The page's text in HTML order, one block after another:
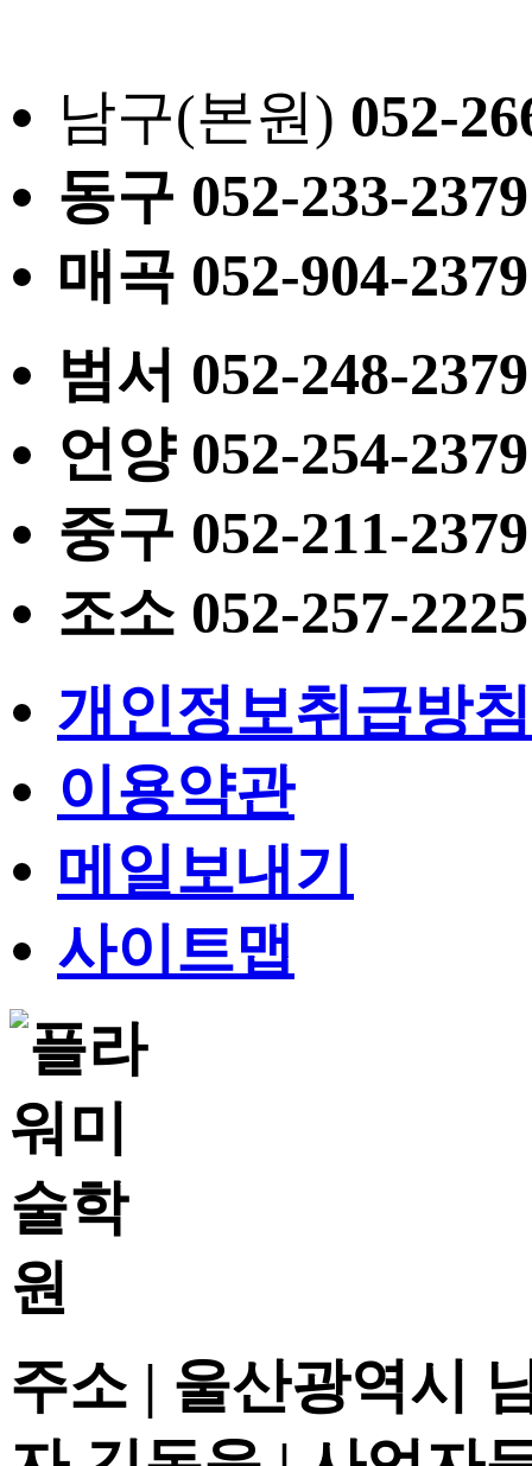
남구(본원) 052-
동구 052-233-2379
매곡 052-904-2379
범서 052-248-2379
언양 052-254-2379
중구 052-211-2379
조소 052-257-2225
개인정보취급방침
이용약관
메일보내기
사이트맵
주소 | 울산광역시